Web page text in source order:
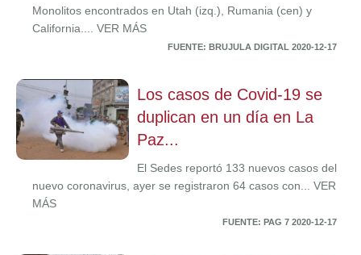
Monolitos encontrados en Utah (izq.), Rumania (cen) y
California.... VER MÁS
FUENTE: BRUJULA DIGITAL 2020-12-17
Los casos de Covid-19 se
duplican en un día en La
Paz...
El Sedes reportó 133 nuevos casos del
nuevo coronavirus, ayer se registraron 64 casos con... VER
MÁS
FUENTE: PAG 7 2020-12-17